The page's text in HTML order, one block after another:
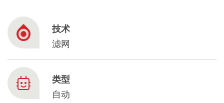
North America
技术
滤网
类型
自动